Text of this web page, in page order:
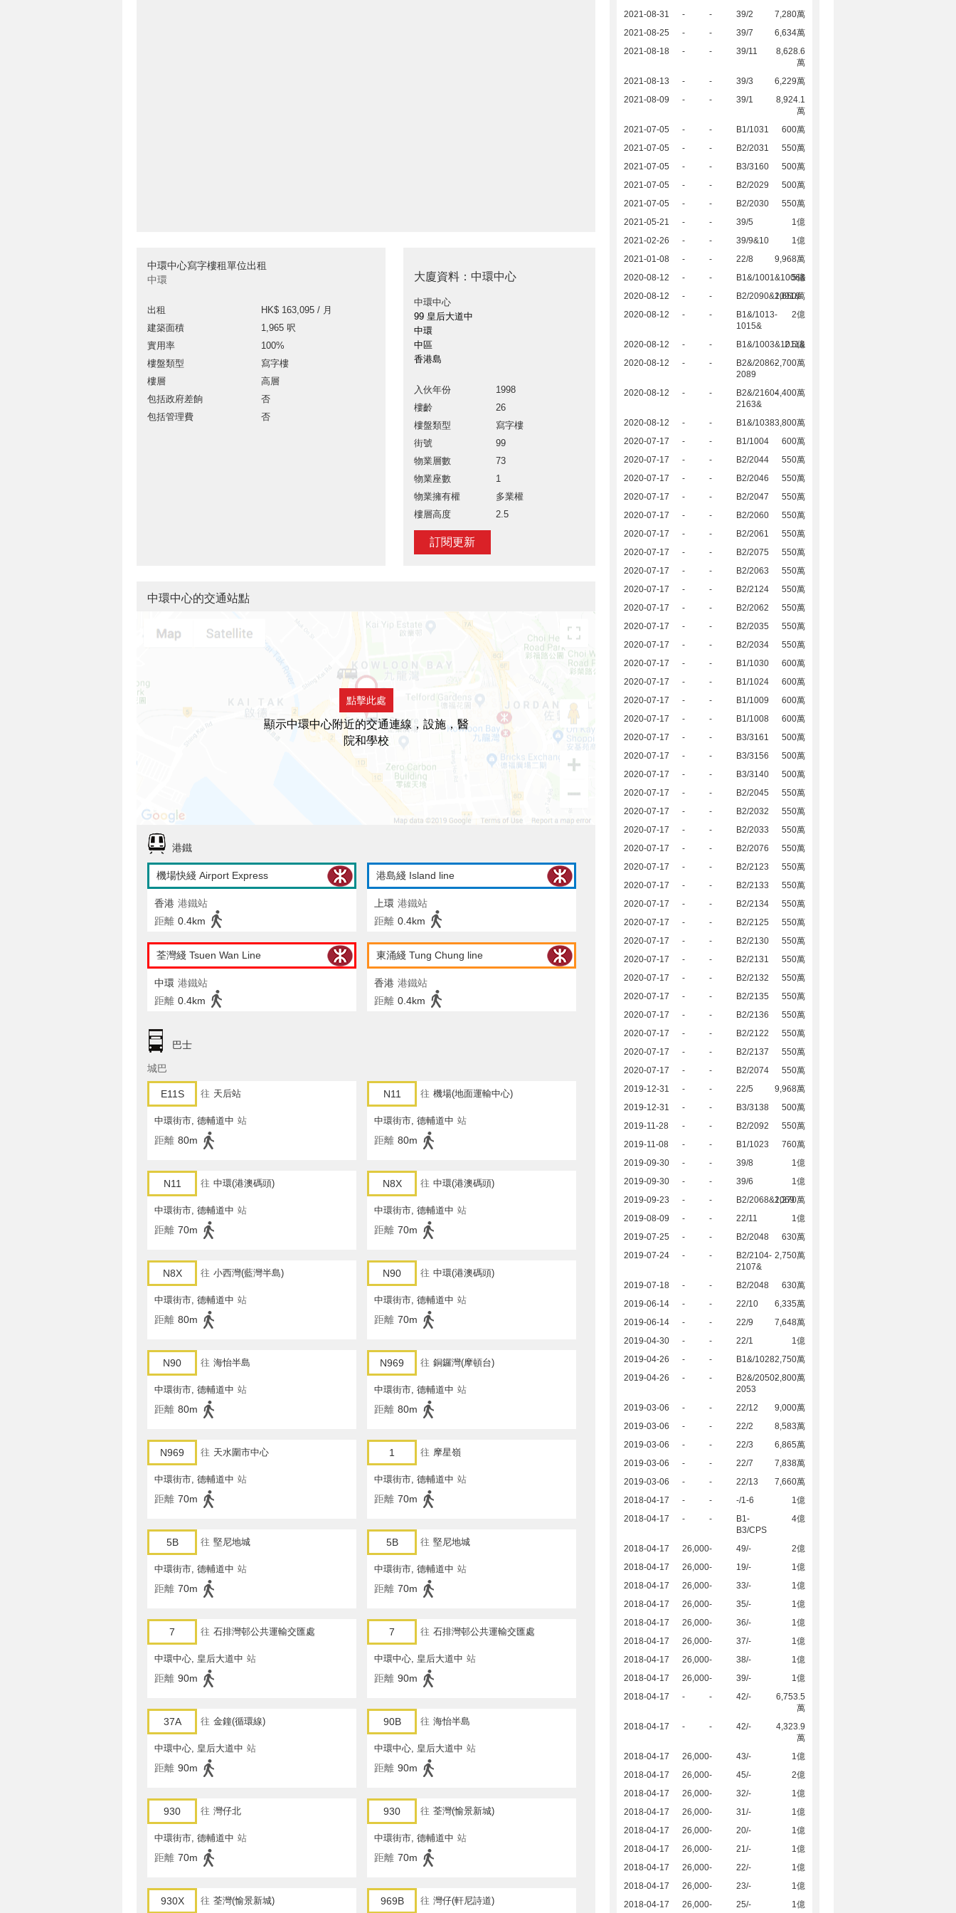
中環中心寫字樓租單位出租
中環
出租
HK$ 163,095 / 月
建築面積
1,965 呎
實用率
100%
樓盤類型
寫字樓
樓層
高層
包括政府差餉
否
包括管理費
否
大廈資料：中環中心
中環中心
99 皇后大道中
中環
中區
香港島
入伙年份
1998
樓齡
26
樓盤類型
寫字樓
街號
99
物業層數
73
物業座數
1
物業擁有權
多業權
樓層高度
2.5
訂閱更新
2021-08-31
- - 39/2
7,280萬
2021-08-25
- - 39/7
6,634萬
2021-08-18
- - 39/11
8,628.6
萬
2021-08-13
- - 39/3
6,229萬
2021-08-09
- - 39/1
8,924.1
萬
2021-07-05
- - B1/1031
600萬
2021-07-05
- - B2/2031
550萬
2021-07-05
- - B3/3160
500萬
2021-07-05
- - B2/2029
500萬
2021-07-05
- - B2/2030
550萬
2021-05-21
- - 39/5
1億
2021-02-26
- - 39/9&10
1億
2021-01-08
- - 22/8
9,968萬
2020-08-12
- - B1&/1001&1006&
5億
2020-08-12
- - B2/2090&2091&
1,650萬
2020-08-12
- -
B1&/1013-
1015&
2億
2020-08-12 - - B1&/1003&1011&
2.5億
2020-08-12
- -
B2&/2086-
2089
2,700萬
2020-08-12 - -
B2&/2160-
2163&
4,400萬
2020-08-12 - - B1&/10383,800萬
2020-07-17
- - B1/1004
600萬
2020-07-17
- - B2/2044
550萬
2020-07-17
- - B2/2046
550萬
2020-07-17
- - B2/2047
550萬
2020-07-17
- - B2/2060
550萬
2020-07-17
- - B2/2061
550萬
2020-07-17
- - B2/2075
550萬
2020-07-17
- - B2/2063
550萬
2020-07-17
- - B2/2124
550萬
2020-07-17
- - B2/2062
550萬
2020-07-17
- - B2/2035
550萬
2020-07-17
- - B2/2034
550萬
2020-07-17
- - B1/1030
600萬
2020-07-17
- - B1/1024
600萬
2020-07-17
- - B1/1009
600萬
2020-07-17
- - B1/1008
600萬
2020-07-17
- - B3/3161
500萬
2020-07-17
- - B3/3156
500萬
2020-07-17
- - B3/3140
500萬
2020-07-17
- - B2/2045
550萬
2020-07-17
- - B2/2032
550萬
2020-07-17
- - B2/2033
550萬
2020-07-17
- - B2/2076
550萬
2020-07-17
- - B2/2123
550萬
2020-07-17
- - B2/2133
550萬
2020-07-17
- - B2/2134
550萬
2020-07-17
- - B2/2125
550萬
2020-07-17
- - B2/2130
550萬
2020-07-17
- - B2/2131
550萬
2020-07-17
- - B2/2132
550萬
2020-07-17
- - B2/2135
550萬
2020-07-17
- - B2/2136
550萬
2020-07-17
- - B2/2122
550萬
2020-07-17
- - B2/2137
550萬
2020-07-17
- - B2/2074
550萬
2019-12-31
- - 22/5
9,968萬
2019-12-31
- - B3/3138
500萬
2019-11-28
- - B2/2092
550萬
2019-11-08
- - B1/1023
760萬
2019-09-30
- - 39/8
1億
2019-09-30
- - 39/6
1億
2019-09-23
- - B2/2068&2069
1,270萬
2019-08-09
- - 22/11
1億
2019-07-25
- - B2/2048
630萬
2019-07-24
- -
B2/2104-
2107&
2,750萬
2019-07-18 - - B2/2048
630萬
2019-06-14
- - 22/10
6,335萬
2019-06-14
- - 22/9
7,648萬
2019-04-30
- - 22/1
1億
2019-04-26
- - B1&/10282,750萬
2019-04-26
- -
B2&/2050-
2053
2,800萬
2019-03-06 - - 22/12
9,000萬
2019-03-06
- - 22/2
8,583萬
2019-03-06
- - 22/3
6,865萬
2019-03-06
- - 22/7
7,838萬
2019-03-06
- - 22/13
7,660萬
2018-04-17
- - -/1-6
1億
2018-04-17
- -
B1-
B3/CPS
4億
2018-04-17 26,000- 49/-
2億
2018-04-17
26,000- 19/-
1億
2018-04-17
26,000- 33/-
1億
2018-04-17
26,000- 35/-
1億
2018-04-17
26,000- 36/-
1億
2018-04-17
26,000- 37/-
1億
2018-04-17
26,000- 38/-
1億
2018-04-17
26,000- 39/-
1億
2018-04-17
- - 42/-
6,753.5
萬
2018-04-17
- - 42/-
4,323.9
萬
2018-04-17
26,000- 43/-
1億
2018-04-17
26,000- 45/-
2億
2018-04-17
26,000- 32/-
1億
2018-04-17
26,000- 31/-
1億
2018-04-17
26,000- 20/-
1億
2018-04-17
26,000- 21/-
1億
2018-04-17
26,000- 22/-
1億
2018-04-17
26,000- 23/-
1億
2018-04-17
26,000- 25/- 1億
中環中心的交通站點
點擊此處
顯示中環中心附近的交通連線，設施，醫
院和學校
港鐵
機場快綫 Airport Express
香港 港鐵站
距離 0.4km
港島綫 Island line
上環 港鐵站
距離 0.4km
荃灣綫 Tsuen Wan Line
中環 港鐵站
距離 0.4km
東涌綫 Tung Chung line
香港 港鐵站
距離 0.4km
巴士
城巴
E11S 往 天后站
中環街市, 德輔道中 站
距離 80m
N11 往 機場(地面運輸中心)
中環街市, 德輔道中 站
距離 80m
N11 往 中環(港澳碼頭)
中環街市, 德輔道中 站
距離 70m
N8X 往 中環(港澳碼頭)
中環街市, 德輔道中 站
距離 70m
N8X 往 小西灣(藍灣半島)
中環街市, 德輔道中 站
距離 80m
N90 往 中環(港澳碼頭)
中環街市, 德輔道中 站
距離 70m
N90 往 海怡半島
中環街市, 德輔道中 站
距離 80m
N969 往 銅鑼灣(摩頓台)
中環街市, 德輔道中 站
距離 80m
N969 往 天水圍市中心
中環街市, 德輔道中 站
距離 70m
1 往 摩星嶺
中環街市, 德輔道中 站
距離 70m
5B 往 堅尼地城
中環街市, 德輔道中 站
距離 70m
5B 往 堅尼地城
中環街市, 德輔道中 站
距離 70m
7 往 石排灣邨公共運輸交匯處
中環中心, 皇后大道中 站
距離 90m
7 往 石排灣邨公共運輸交匯處
中環中心, 皇后大道中 站
距離 90m
37A 往 金鐘(循環線)
中環中心, 皇后大道中 站
距離 90m
90B 往 海怡半島
中環中心, 皇后大道中 站
距離 90m
930 往 灣仔北
中環街市, 德輔道中 站
距離 70m
930 往 荃灣(愉景新城)
中環街市, 德輔道中 站
距離 70m
930X 往 荃灣(愉景新城) 969B 往 灣仔(軒尼詩道)